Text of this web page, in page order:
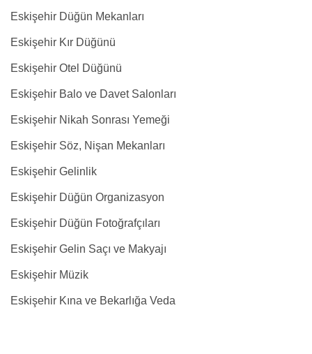
Eskişehir Düğün Mekanları
Eskişehir Kır Düğünü
Eskişehir Otel Düğünü
Eskişehir Balo ve Davet Salonları
Eskişehir Nikah Sonrası Yemeği
Eskişehir Söz, Nişan Mekanları
Eskişehir Gelinlik
Eskişehir Düğün Organizasyon
Eskişehir Düğün Fotoğrafçıları
Eskişehir Gelin Saçı ve Makyajı
Eskişehir Müzik
Eskişehir Kına ve Bekarlığa Veda